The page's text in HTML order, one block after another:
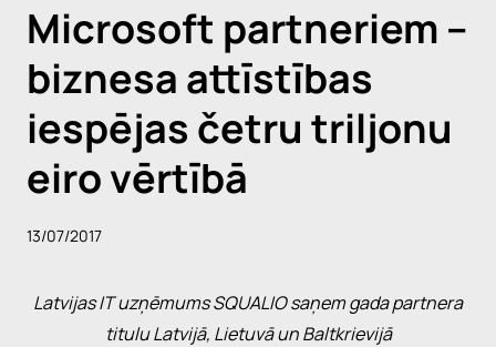
Microsoft partneriem –
biznesa attīstības
iespējas četru triljonu
eiro vērtībā
13/07/2017
Latvijas IT uzņēmums SQUALIO saņem gada partnera
titulu Latvijā, Lietuvā un Baltkrievijā